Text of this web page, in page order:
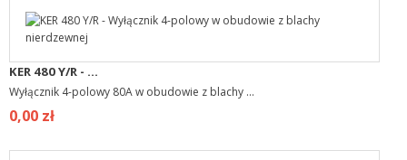
KER 480 Y/R - ...
Wyłącznik 4-polowy 80A w obudowie z blachy ...
0,00 zł